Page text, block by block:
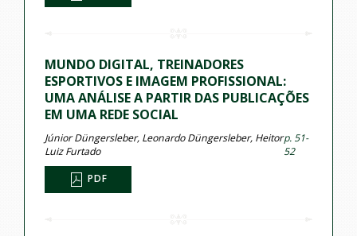
MUNDO DIGITAL, TREINADORES
ESPORTIVOS E IMAGEM PROFISSIONAL:
UMA ANÁLISE A PARTIR DAS PUBLICAÇÕES
EM UMA REDE SOCIAL
Júnior Düngersleber, Leonardo Düngersleber, Heitor
Luiz Furtado
p. 51-
52
PDF